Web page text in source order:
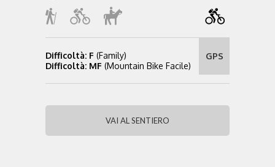
Difficoltà: F (Family)
Difficoltà: MF (Mountain Bike Facile)
GPS
VAI AL SENTIERO